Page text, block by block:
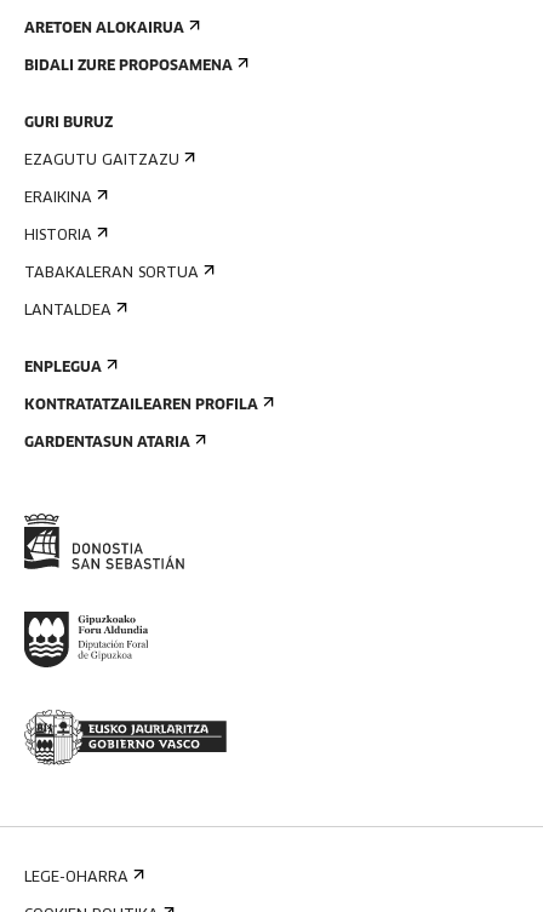
ARETOEN ALOKAIRUA
BIDALI ZURE PROPOSAMENA
GURI BURUZ
EZAGUTU GAITZAZU
ERAIKINA
HISTORIA
TABAKALERAN SORTUA
LANTALDEA
ENPLEGUA
KONTRATATZAILEAREN PROFILA
GARDENTASUN ATARIA
LEGE-OHARRA